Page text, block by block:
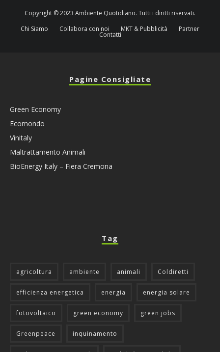
Copyright © 2023 Ambiente Quotidiano. Tutti i diritti riservati.
Chi Siamo
Collabora con noi MKT & Pubblicità Partner
Contatti
Pagine Consigliate
Green Economy
Ecomondo
Vinitaly
Maltrattamento Animali
BioEnergy Italy – Fiera Cremona
Tag
agricoltura ambiente animali Coldiretti
efficienza energetica energia energia solare
fotovoltaico green economy green jobs
Greenpeace inquinamento